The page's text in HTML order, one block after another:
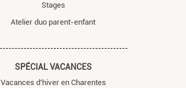
Stages
Atelier duo parent-enfant
SPÉCIAL VACANCES
Vacances d'hiver en Charentes